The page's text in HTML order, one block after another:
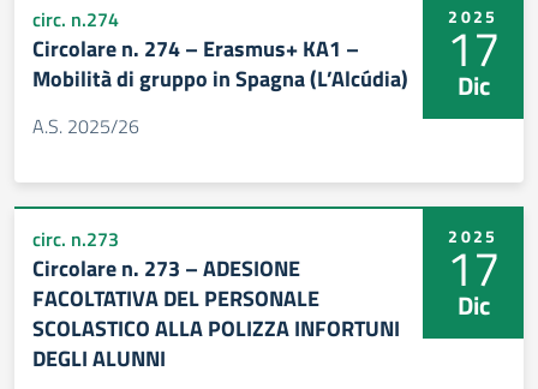
2025
17
Dic
circ. n.274
Circolare n. 274 – Erasmus+ KA1 –
Mobilità di gruppo in Spagna (L’Alcúdia)
A.S. 2025/26
2025
17
Dic
circ. n.273
Circolare n. 273 – ADESIONE
FACOLTATIVA DEL PERSONALE
SCOLASTICO ALLA POLIZZA INFORTUNI
DEGLI ALUNNI